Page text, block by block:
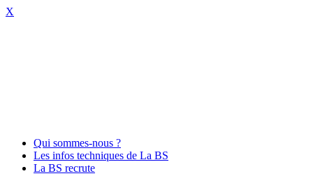
X
Qui sommes-nous ?
Les infos techniques de La BS
La BS recrute